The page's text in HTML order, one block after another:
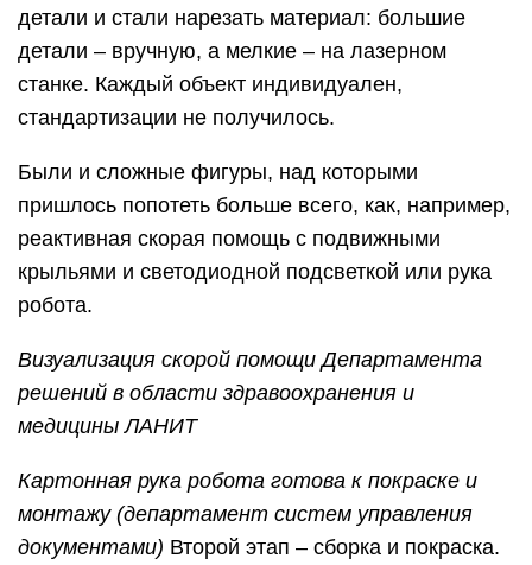
детали и стали нарезать материал: большие
детали – вручную, а мелкие – на лазерном
станке. Каждый объект индивидуален,
стандартизации не получилось.
Были и сложные фигуры, над которыми
пришлось попотеть больше всего, как, например,
реактивная скорая помощь с подвижными
крыльями и светодиодной подсветкой или рука
робота.
Визуализация скорой помощи Департамента
решений в области здравоохранения и
медицины ЛАНИТ
Картонная рука робота готова к покраске и
монтажу (департамент систем управления
документами) Второй этап – сборка и покраска.